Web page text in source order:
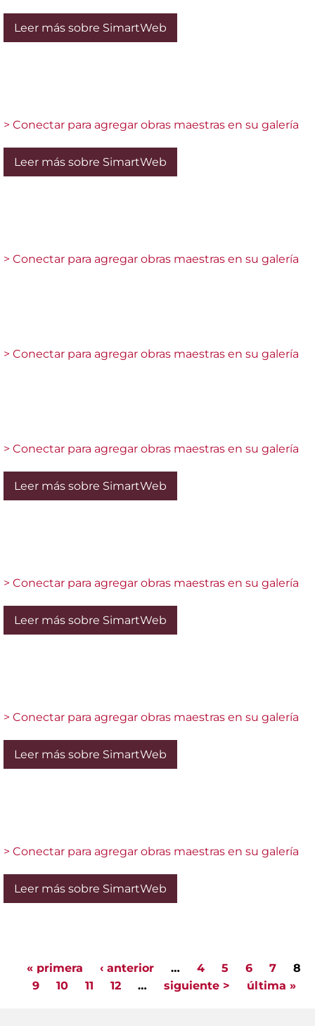
Leer más sobre SimartWeb
> Conectar para agregar obras maestras en su galería
Leer más sobre SimartWeb
> Conectar para agregar obras maestras en su galería
> Conectar para agregar obras maestras en su galería
> Conectar para agregar obras maestras en su galería
Leer más sobre SimartWeb
> Conectar para agregar obras maestras en su galería
Leer más sobre SimartWeb
> Conectar para agregar obras maestras en su galería
Leer más sobre SimartWeb
> Conectar para agregar obras maestras en su galería
Leer más sobre SimartWeb
Pages
« primera ‹ anterior … 4 5 6 7
8
9
10 11 12 … siguiente > última »